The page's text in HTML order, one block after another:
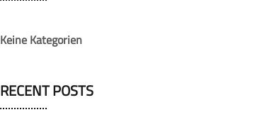
Keine Kategorien
RECENT POSTS